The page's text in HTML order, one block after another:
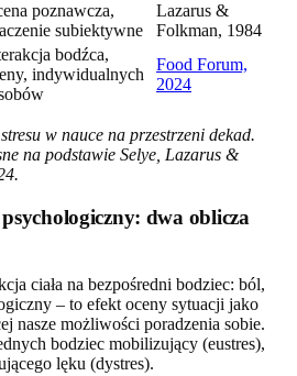
poznawcza,
subiektywne
Lazarus &
Folkman, 1984
bodźca,
indywidualnych
Food Forum,
2024
w nauce na przestrzeni dekad.
na podstawie Selye, Lazarus &
dwa oblicza
ciała na bezpośredni bodziec: ból,
– to efekt oceny sytuacji jako
nasze możliwości poradzenia sobie.
bodziec mobilizujący (eustres),
lęku (dystres).